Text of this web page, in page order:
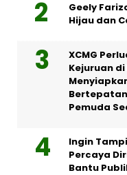
Geely
Hijau dan
XCMG
Kejuruan
Pemuda
Ingin
Percaya
Bantu